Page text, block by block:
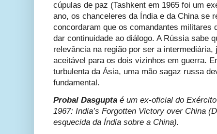
cúpulas de paz (Tashkent em 1965 foi um
ano, os chanceleres da Índia e da China se
concordaram que os comandantes militares
dar continuidade ao diálogo. A Rússia sabe
relevância na região por ser a intermediária,
aceitável para os dois vizinhos em guerra.
turbulenta da Ásia, uma mão sagaz russa
fundamental.
Probal Dasgupta é um ex-oficial do
1967: India’s Forgotten Victory over China
esquecida da Índia sobre a China).